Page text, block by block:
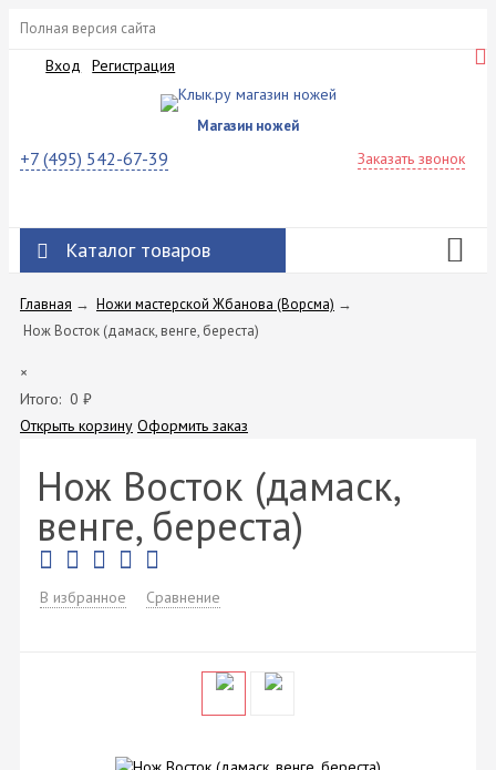
Полная версия сайта
Вход Регистрация
Магазин ножей
+7 (495) 542-67-39 Заказать звонок
Каталог товаров
Главная → Ножи мастерской Жбанова (Ворсма) →
Нож Восток (дамаск, венге, береста)
×
Итого: 0 ₽
Открыть корзину Оформить заказ
Нож Восток (дамаск,
венге, береста)
В избранное Сравнение